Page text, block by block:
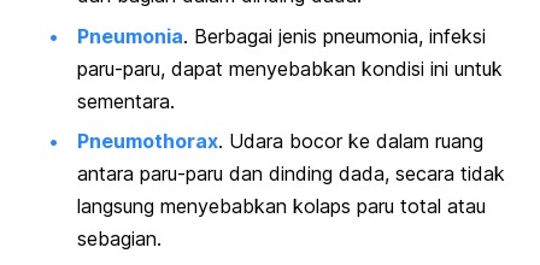
Pneumonia. Berbagai jenis pneumonia, infeksi
paru-paru, dapat menyebabkan kondisi ini untuk
sementara.
Pneumothorax. Udara bocor ke dalam ruang
antara paru-paru dan dinding dada, secara tidak
langsung menyebabkan kolaps paru total atau
sebagian.